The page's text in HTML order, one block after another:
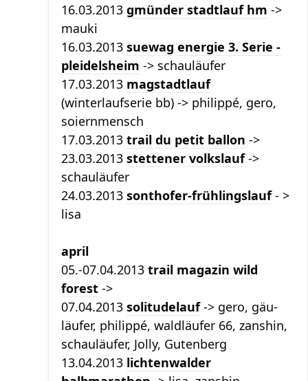
16.03.2013 gmünder stadtlauf hm ->
mauki
16.03.2013 suewag energie 3. Serie -
pleidelsheim -> schauläufer
17.03.2013 magstadtlauf
(winterlaufserie bb) -> philippé, gero,
soiernmensch
17.03.2013 trail du petit ballon ->
23.03.2013 stettener volkslauf->
schauläufer
24.03.2013 sonthofer-frühlingslauf- >
lisa
april
05.-07.04.2013 trail magazin wild
forest ->
07.04.2013 solitudelauf-> gero, gäu-
läufer, philippé, waldläufer 66, zanshin,
schauläufer, Jolly, Gutenberg
13.04.2013 lichtenwalder